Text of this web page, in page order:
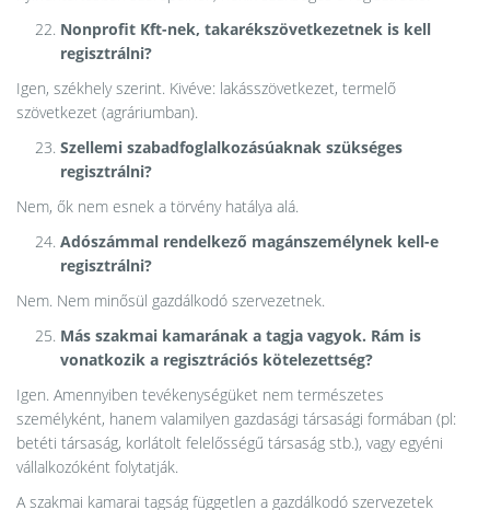
Nonprofit Kft-nek, takarékszövetkezetnek is kell
regisztrálni?
Igen, székhely szerint. Kivéve: lakásszövetkezet, termelő
szövetkezet (agráriumban).
Szellemi szabadfoglalkozásúaknak szükséges
regisztrálni?
Nem, ők nem esnek a törvény hatálya alá.
Adószámmal rendelkező magánszemélynek kell-e
regisztrálni?
Nem. Nem minősül gazdálkodó szervezetnek.
Más szakmai kamarának a tagja vagyok. Rám is
vonatkozik a regisztrációs kötelezettség?
Igen. Amennyiben tevékenységüket nem természetes
személyként, hanem valamilyen gazdasági társasági formában (pl:
betéti társaság, korlátolt felelősségű társaság stb.), vagy egyéni
vállalkozóként folytatják.
A szakmai kamarai tagság független a gazdálkodó szervezetek